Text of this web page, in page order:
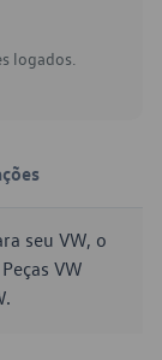
logados.
seu VW, o
VW